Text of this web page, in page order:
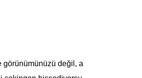
görünümünüzü değil, a